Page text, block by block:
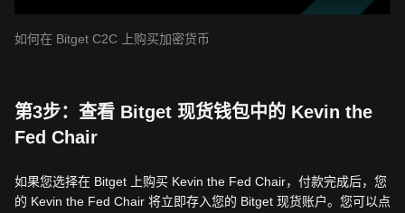
如何在 Bitget C2C 上购买加密货币
第3步：查看 Bitget 现货钱包中的 Kevin the
Fed Chair
如果您选择在 Bitget 上购买 Kevin the Fed Chair，付款完成后，您
的 Kevin the Fed Chair 将立即存入您的 Bitget 现货账户。您可以点